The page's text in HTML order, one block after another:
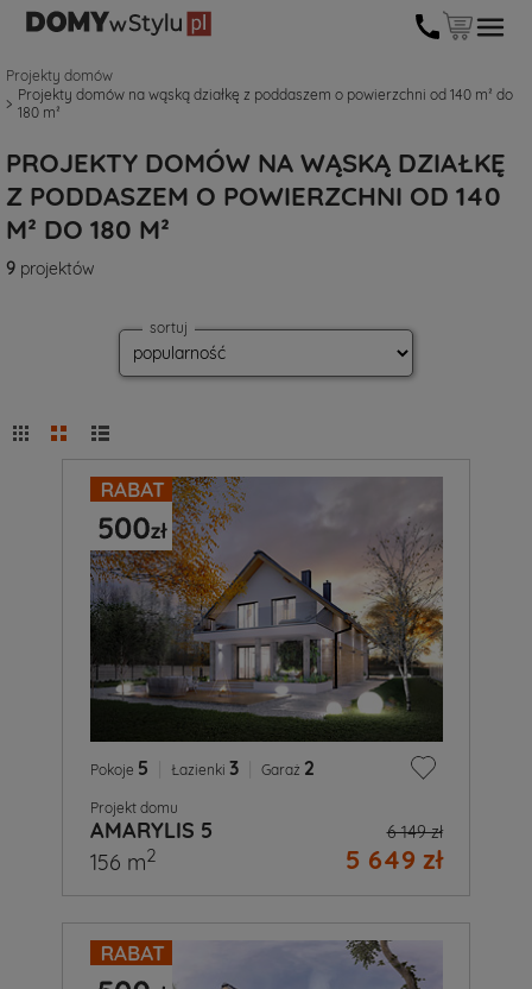
Projekty domów
Projekty domów na wąską działkę z poddaszem o powierzchni od 140 m² do
180 m²
PROJEKTY DOMÓW NA WĄSKĄ DZIAŁKĘ
Z PODDASZEM O POWIERZCHNI OD 140
M² DO 180 M²
9 projektów
sortuj
Pokoje 5 Łazienki 3 Garaż 2
Projekt domu
AMARYLIS 5 6 149 zł
5 649 zł
156 m2